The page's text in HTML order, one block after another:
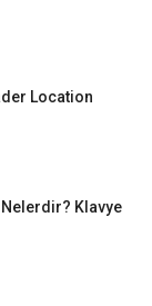
Location
Nelerdir? Klavye